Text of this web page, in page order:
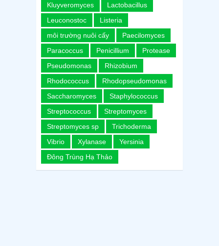
Kluyveromyces
Lactobacillus
Leuconostoc
Listeria
môi trường nuôi cấy
Paecilomyces
Paracoccus
Penicillium
Protease
Pseudomonas
Rhizobium
Rhodococcus
Rhodopseudomonas
Saccharomyces
Staphylococcus
Streptococcus
Streptomyces
Streptomyces sp
Trichoderma
Vibrio
Xylanase
Yersinia
Đông Trùng Hạ Thảo